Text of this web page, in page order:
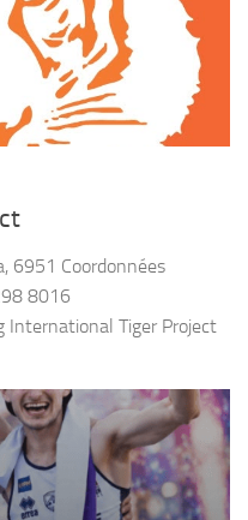
6951 Coordonnées
8016
International Tiger Project